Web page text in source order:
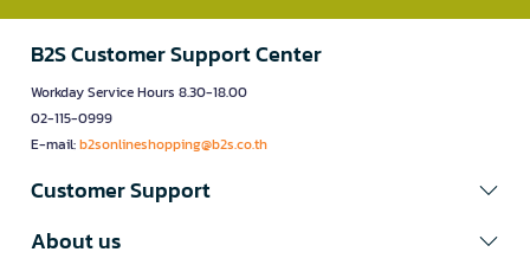
B2S Customer Support Center
Workday Service Hours 8.30-18.00
02-115-0999
E-mail:b2sonlineshopping@b2s.co.th
Customer Support
About us